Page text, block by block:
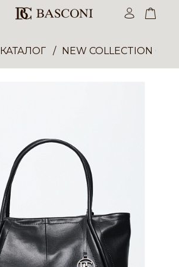
КАТАЛОГ NEW COLLECTION